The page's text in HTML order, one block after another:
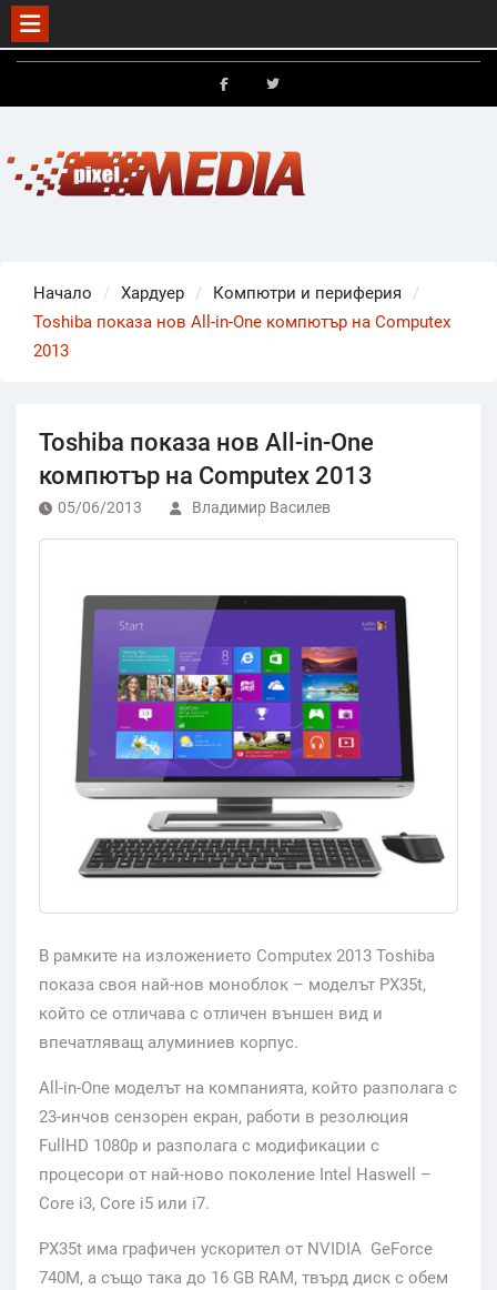
Skip
Начало Хардуер
Компютри и периферия
Toshiba показа нов All-in-One компютър на Computex
2013
Toshiba показа нов All-in-One
компютър на Computex 2013
05/06/2013 Владимир Василев
В рамките на изложението Computex 2013 Toshiba
показа своя най-нов моноблок – моделът PX35t,
който се отличава с отличен външен вид и
впечатляващ алуминиев корпус.
All-in-Оne моделът на компанията, който разполага с
23-инчов сензорен екран, работи в резолюция
FullHD 1080p и разполага с модификации с
процесори от най-ново поколение Intel Haswell –
Core i3, Core i5 или i7.
PX35t има графичен ускорител от NVIDIA GeForce
740M, а също така до 16 GB RAM, твърд диск с обем